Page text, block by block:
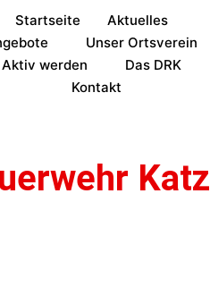
Startseite
Aktuelles
Unser Ortsverein
Aktiv werden
Das DRK
Kontakt
Katz